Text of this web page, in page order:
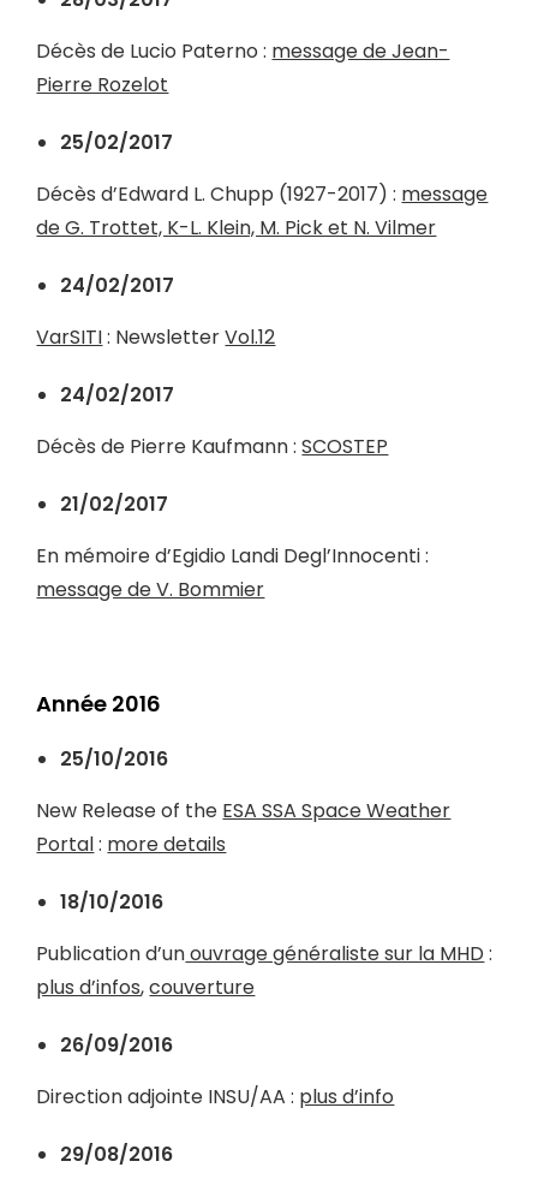
Décès de Lucio Paterno : message de Jean-
Pierre Rozelot
25/02/2017
Décès d’Edward L. Chupp (1927-2017) : message
de G. Trottet, K-L. Klein, M. Pick et N. Vilmer
24/02/2017
VarSITI: NewsletterVol.12
24/02/2017
Décès de Pierre Kaufmann :SCOSTEP
21/02/2017
En mémoire d’Egidio Landi Degl’Innocenti :
message de V. Bommier
Année 2016
25/10/2016
New Release of the ESA SSA Space Weather
Portal: more details
18/10/2016
Publication d’unouvrage généraliste sur la MHD :
plus d’infos,couverture
26/09/2016
Direction adjointe INSU/AA : plus d’info
29/08/2016